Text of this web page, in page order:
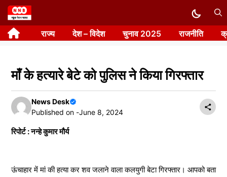
Skip
to
content राज्य देश – विदेश चुनाव 2025 राजनीति
माँ के हत्यारे बेटे को पुलिस ने किया गिरफ्तार
News Desk
Published on -June 8, 2024
रिपोर्ट : नन्हे कुमार मौर्य
ऊंचाहार में मां की हत्या कर शव जलाने वाला कलयुगी बेटा गिरफ्तार। आपको बता